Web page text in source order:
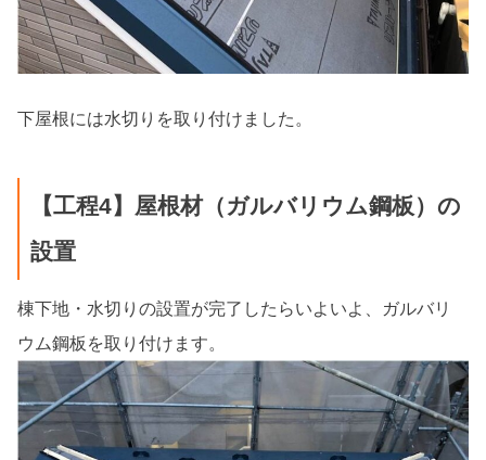
下屋根には水切りを取り付けました。
【工程4】屋根材（ガルバリウム鋼板）の
設置
棟下地・水切りの設置が完了したらいよいよ、ガルバリ
ウム鋼板を取り付けます。